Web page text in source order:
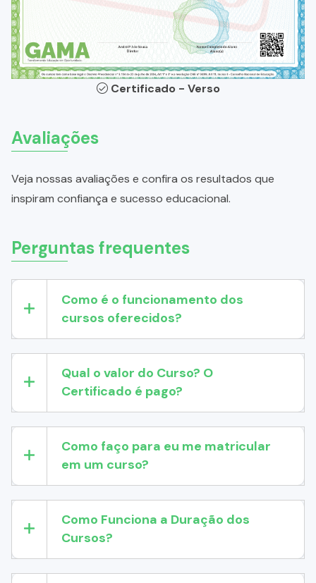
Certificado - Verso
Avaliações
Veja nossas avaliações e confira os resultados que
inspiram confiança e sucesso educacional.
Perguntas frequentes
Como é o funcionamento dos
cursos oferecidos?
Qual o valor do Curso? O
Certificado é pago?
Como faço para eu me matricular
em um curso?
Como Funciona a Duração dos
Cursos?